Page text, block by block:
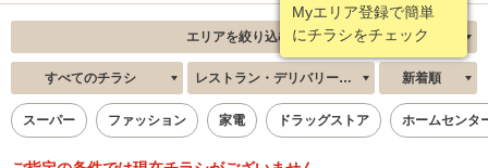
Myエリア登録で簡単
にチラシをチェック
エリアを絞り込む
すべてのチラシ レストラン・デリバリー・外食 新着順
スーパー ファッション 家電 ドラッグストア ホームセンタ